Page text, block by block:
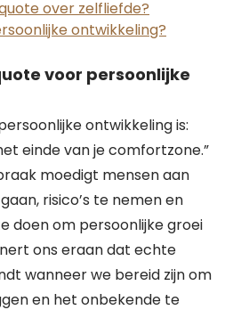
over zelfliefde?
ontwikkeling?
voor persoonlijke
ontwikkeling is:
einde van je comfortzone.”
moedigt mensen aan
risico’s te nemen en
doen om persoonlijke groei
ons eraan dat echte
wanneer we bereid zijn om
en het onbekende te